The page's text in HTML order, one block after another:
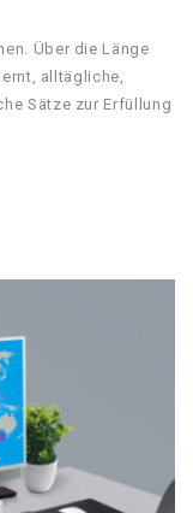
Über die Länge
alltägliche,
Sätze zur Erfüllung